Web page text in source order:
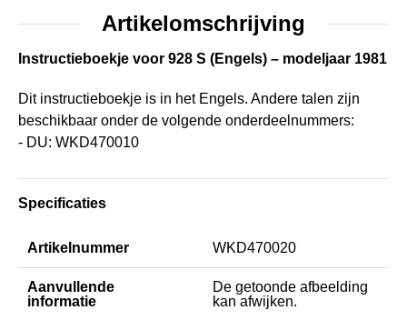
Artikelomschrijving
Instructieboekje voor 928 S (Engels) – modeljaar 1981
Dit instructieboekje is in het Engels. Andere talen zijn
beschikbaar onder de volgende onderdeelnummers:
- DU: WKD470010
Specificaties
Artikelnummer WKD470020
Aanvullende
informatie
De getoonde afbeelding
kan afwijken.